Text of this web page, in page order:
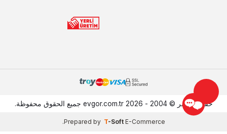
حقوق النشر © 2004 - 2026 evgor.com.tr جميع الحقوق محفوظة.
Prepared by T-Soft E-Commerce
.